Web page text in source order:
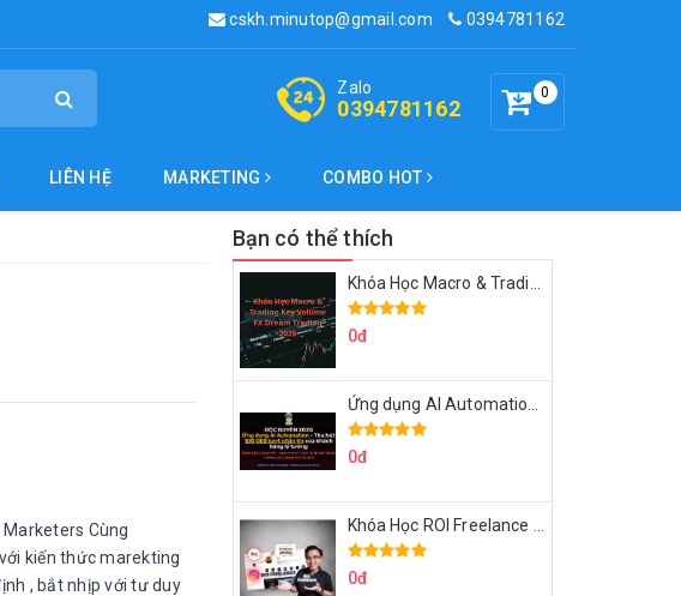
cskh.minutop@gmail.com 0394781162
0
Zalo
0394781162
LIÊN HỆ MARKETING COMBO HOT
Cùng
kiến thức marekting
, bắt nhịp với tư duy
Bạn có thể thích
0đ
0đ
0đ